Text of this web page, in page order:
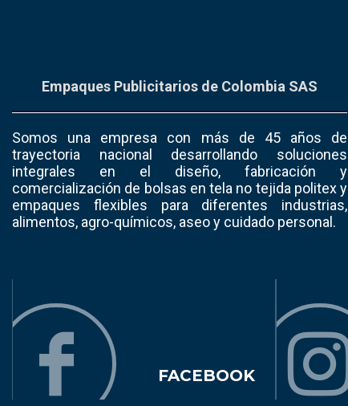
Empaques Publicitarios de Colombia SAS
Somos una empresa con más de 45 años de
trayectoria nacional desarrollando soluciones
integrales en el diseño, fabricación y
comercialización de bolsas en tela no tejida politex y
empaques flexibles para diferentes industrias,
alimentos, agro-químicos, aseo y cuidado personal.
FACEBOOK